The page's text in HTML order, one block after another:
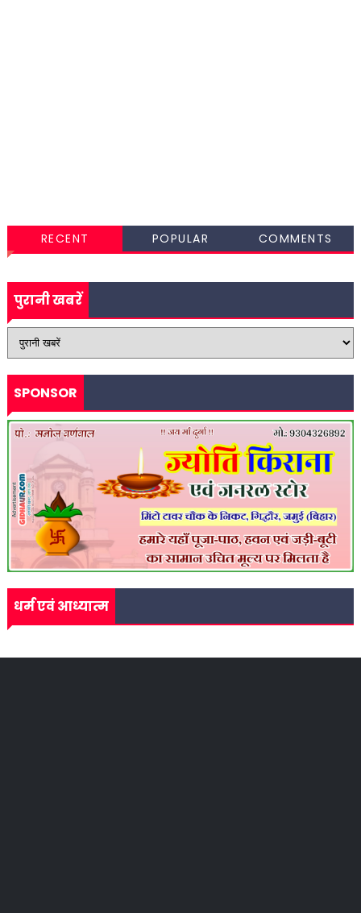
RECENT POPULAR COMMENTS
पुरानी खबरें
SPONSOR
धर्म एवं आध्यात्म